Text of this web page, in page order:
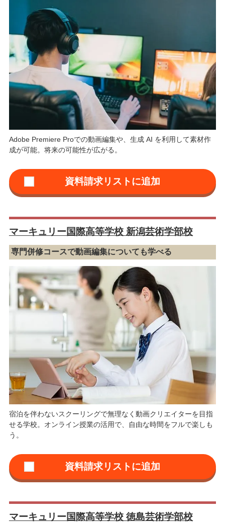
Adobe Premiere Proでの動画編集や、生成 AI を利用して素材作
成が可能。将来の可能性が広がる。
マーキュリー国際高等学校 新潟芸術学部校
専門併修コースで動画編集についても学べる
宿泊を伴わないスクーリングで無理なく動画クリエイターを目指
せる学校。オンライン授業の活用で、自由な時間をフルで楽しも
う。
マーキュリー国際高等学校 徳島芸術学部校